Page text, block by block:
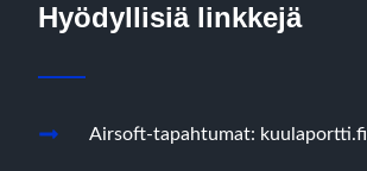
Hyödyllisiä linkkejä
Airsoft-tapahtumat: kuulaportti.fi